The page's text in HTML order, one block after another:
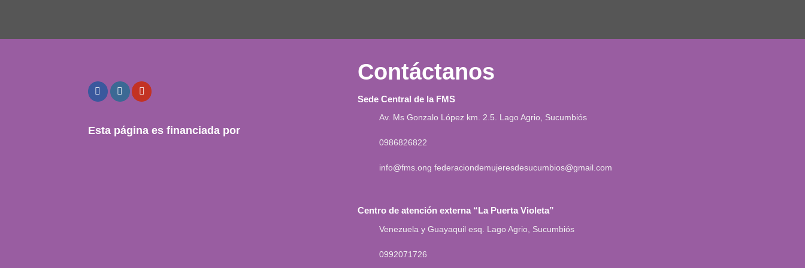
Esta página es financiada por
Contáctanos
Sede Central de la FMS
Av. Ms Gonzalo López km. 2.5. Lago Agrio, Sucumbiós
0986826822
info@fms.ong federaciondemujeresdesucumbios@gmail.com
Centro de atención externa “La Puerta Violeta”
Venezuela y Guayaquil esq. Lago Agrio, Sucumbiós
0992071726